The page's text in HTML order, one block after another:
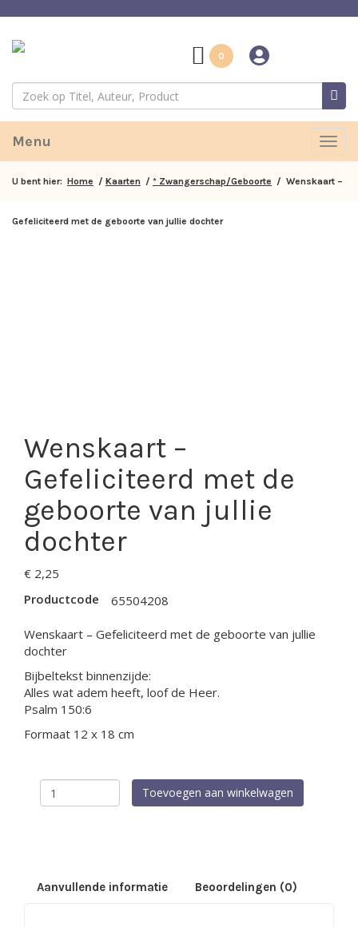
0
Menu
U bent hier: Home / Kaarten / * Zwangerschap/Geboorte / Wenskaart –
Gefeliciteerd met de geboorte van jullie dochter
Wenskaart –
Gefeliciteerd met de
geboorte van jullie
dochter
€ 2,25
Productcode
65504208
Wenskaart – Gefeliciteerd met de geboorte van jullie
dochter
Bijbeltekst binnenzijde:
Alles wat adem heeft, loof de Heer.
Psalm 150:6
Formaat 12 x 18 cm
Wenskaart
jullie
Toevoegen aan winkelwagen
Aanvullende informatie Beoordelingen (0)